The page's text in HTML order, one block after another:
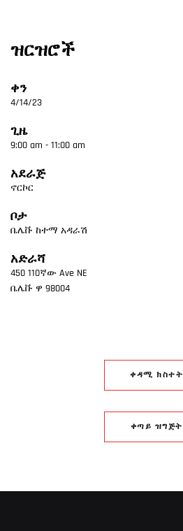
ዝርዝሮች
ቀን
4/14/23
ጊዜ
9:00 am - 11:00 am
አደራጅ
ኖርኮር
ቦታ
ቤሌቩ ከተማ አዳራሽ
አድራሻ
450 110ኛው Ave NE
ቤሌቩ ዋ 98004
ቀዳሚ ክስተት
ቀጣይ ዝግጅት